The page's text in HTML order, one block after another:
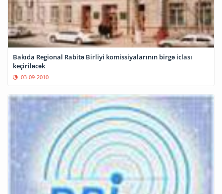
Bakıda Regional Rabitə Birliyi komissiyalarının birgə iclası
keçiriləcək
03-09-2010